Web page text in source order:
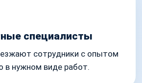
специалисты
сотрудники с опытом
в нужном виде работ.